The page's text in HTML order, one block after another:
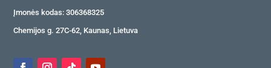
Įmonės kodas: 306368325
Chemijos g. 27C-62, Kaunas, Lietuva